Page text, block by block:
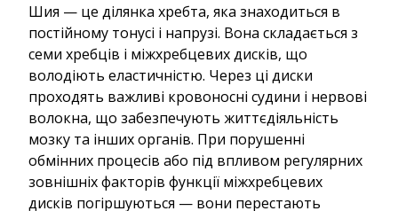
Шия — це ділянка хребта, яка знаходиться в
постійному тонусі і напрузі. Вона складається з
семи хребців і міжхребцевих дисків, що
володіють еластичністю. Через ці диски
проходять важливі кровоносні судини і нервові
волокна, що забезпечують життєдіяльність
мозку та інших органів. При порушенні
обмінних процесів або під впливом регулярних
зовнішніх факторів функції міжхребцевих
дисків погіршуються — вони перестають